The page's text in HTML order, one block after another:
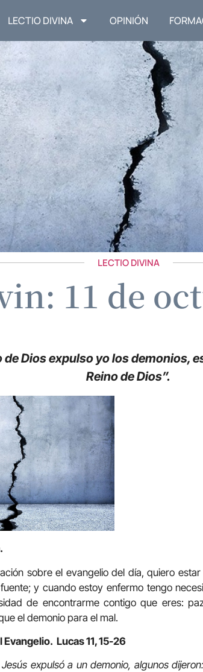
LECTIO DIVINA OPINIÓN
LECTIO DIVINA
11 de
de Dios expulso yo los demonios,
Reino de Dios”.
sobre el evangelio del día, quiero
y cuando estoy enfermo tengo
de encontrarme contigo que eres:
el demonio para el mal.
Lucas 11, 15-26
expulsó a un demonio, algunos